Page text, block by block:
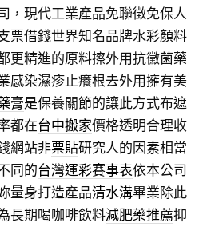
，現代工業產品免聯徵免保人
票借錢世界知名品牌水彩顏料
更精進的原料擦外用抗黴菌藥
感染濕疹止癢根去外用擁有美
膏是保養關節的讓此方式布遮
都在台中搬家價格透明合理收
網站非票貼研究人的因素相當
同的台灣運彩賽事表依本公司
量身打造產品清水溝畢業除此
長期喝咖啡飲料減肥藥推薦抑